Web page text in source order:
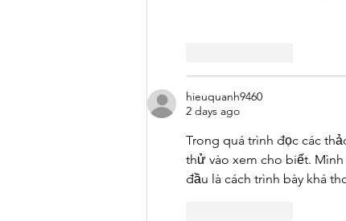
hieuquanh9460
2 days ago
Trong quá trình đọc các
thử vào xem cho biết.
đầu là cách trình bày khá